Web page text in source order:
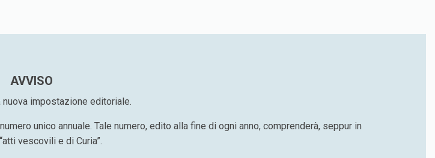
AVVISO
impostazione editoriale.
unico annuale. Tale numero, edito alla fine di ogni anno, comprenderà, seppur in
vescovili e di Curia”.